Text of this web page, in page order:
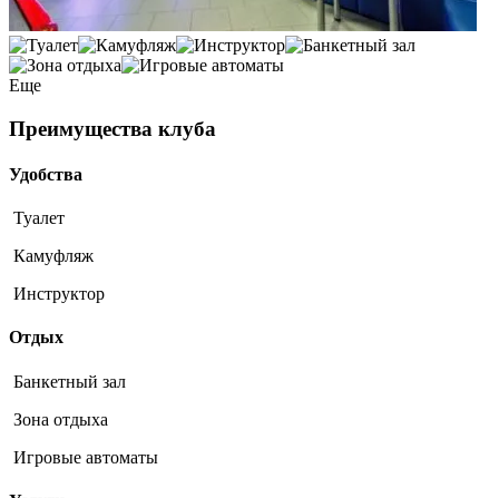
Еще
Преимущества клуба
Удобства
Туалет
Камуфляж
Инструктор
Отдых
Банкетный зал
Зона отдыха
Игровые автоматы